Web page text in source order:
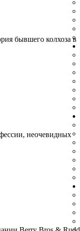
бывшего колхоза в
неочевидных